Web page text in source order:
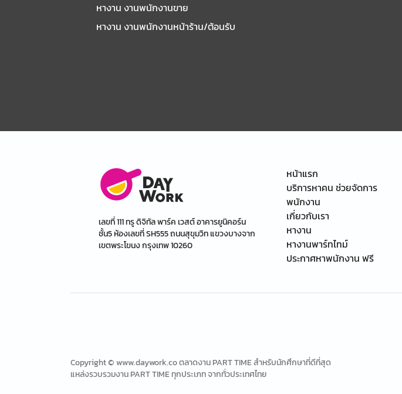
หางาน งานพนักงานขาย
หางาน งานพนักงานหน้าร้าน/ต้อนรับ
เลขที่ 111 ทรู ดิจิทัล พาร์ค เวสต์ อาคารยูนิคอร์น
ชั้น5 ห้องเลขที่ SH555 ถนนสุขุมวิท แขวงบางจาก
เขตพระโขนง กรุงเทพ 10260
หน้าแรก
บริการหาคน ช่วยจัดการ
พนักงาน
เกี่ยวกับเรา
หางาน
หางานพาร์ทไทม์
ประกาศหาพนักงาน ฟรี
Copyright © www.daywork.co ตลาดงาน PART TIME สำหรับนักศึกษาที่ดีที่สุด
แหล่งรวบรวมงาน PART TIME ทุกประเภท จากทั่วประเทศไทย